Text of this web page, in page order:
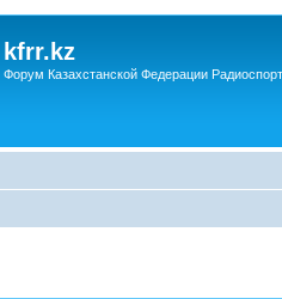
kfrr.kz
Форум Казахстанской Федерации